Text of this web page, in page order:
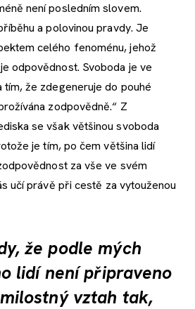
není posledním slovem.
a polovinou pravdy. Je
celého fenoménu, jehož
odpovědnost. Svoboda je ve
že zdegeneruje do pouhé
zodpovědně.“ Z
se však většinou svoboda
je tím, po čem většina lidí
za vše ve svém
učí právě při cestě za vytouženou
že podle mých
lidí není připraveno
vztah tak,